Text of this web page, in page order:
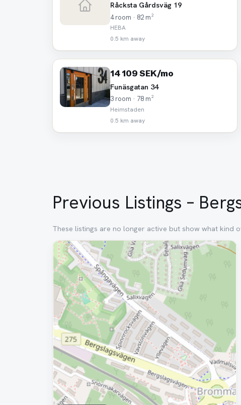
Råcksta Gårdsväg 19
4 room · 82 m²
HEBA
0.5 km away
14 109 SEK/mo
Funäsgatan 34
3 room · 78 m²
Heimstaden
0.5 km away
Previous Listings –
These listings are no longer active but show what kind
Removed